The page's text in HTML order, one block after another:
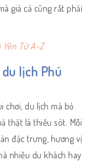
giá cả cũng rất phải
Yên Từ A-Z
lịch Phú
chơi, du lịch mà bỏ
thật là thiếu sót. Mỗi
đặc trưng, hương vị
nhiều du khách hay